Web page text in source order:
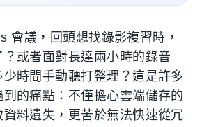
會議，回頭想找錄影複習時，
或者面對長達兩小時的錄音
時間手動聽打整理？這是許多
的痛點：不僅擔心雲端儲存的
資料遺失，更苦於無法快速從冗